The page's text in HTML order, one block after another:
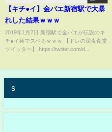
【キチ●イ】金バエ新宿駅で大暴
れした結果ｗｗｗ
2019年1月7日 新宿駅で金バエが伝説のキ
チ●イ芸でスベるｗｗｗ 【ドレの深夜食堂
ツイッター】 https://twitter.com/d...
s